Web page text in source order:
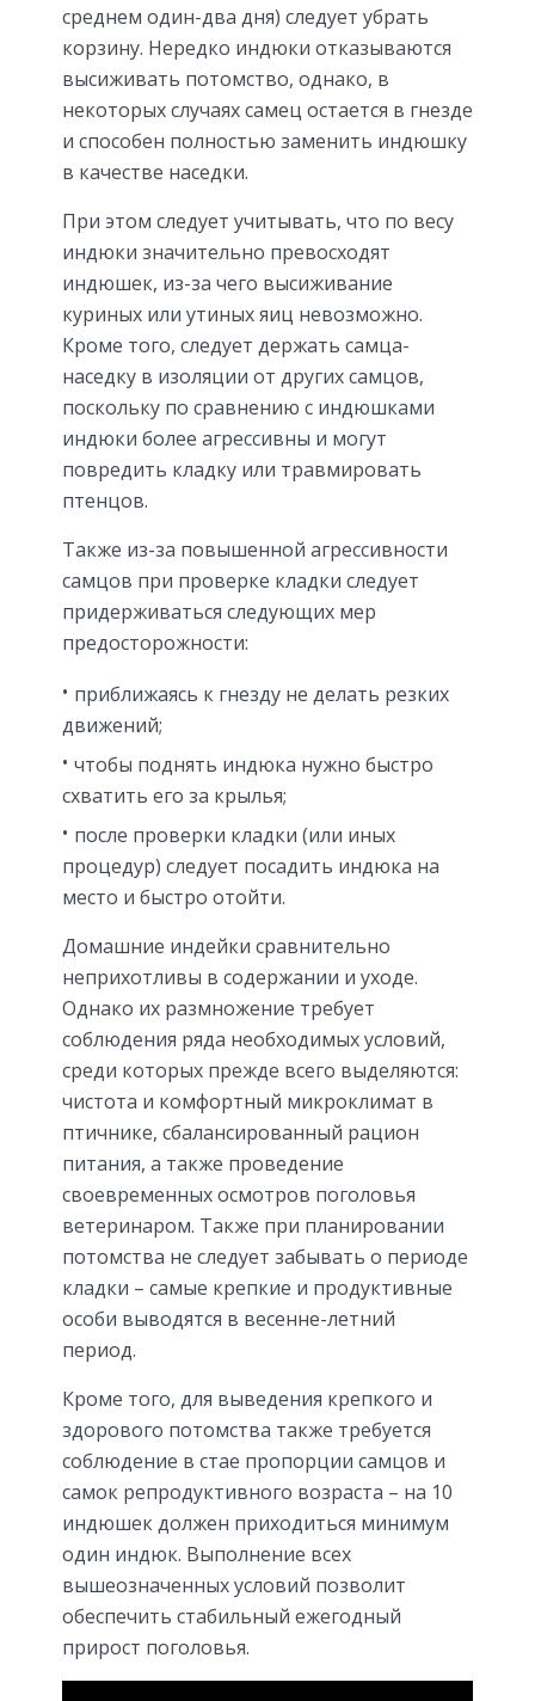
среднем один-два дня) следует убрать
корзину. Нередко индюки отказываются
высиживать потомство, однако, в
некоторых случаях самец остается в гнезде
и способен полностью заменить индюшку
в качестве наседки.
При этом следует учитывать, что по весу
индюки значительно превосходят
индюшек, из-за чего высиживание
куриных или утиных яиц невозможно.
Кроме того, следует держать самца-
наседку в изоляции от других самцов,
поскольку по сравнению с индюшками
индюки более агрессивны и могут
повредить кладку или травмировать
птенцов.
Также из-за повышенной агрессивности
самцов при проверке кладки следует
придерживаться следующих мер
предосторожности:
приближаясь к гнезду не делать резких
движений;
чтобы поднять индюка нужно быстро
схватить его за крылья;
после проверки кладки (или иных
процедур) следует посадить индюка на
место и быстро отойти.
Домашние индейки сравнительно
неприхотливы в содержании и уходе.
Однако их размножение требует
соблюдения ряда необходимых условий,
среди которых прежде всего выделяются:
чистота и комфортный микроклимат в
птичнике, сбалансированный рацион
питания, а также проведение
своевременных осмотров поголовья
ветеринаром. Также при планировании
потомства не следует забывать о периоде
кладки – самые крепкие и продуктивные
особи выводятся в весенне-летний
период.
Кроме того, для выведения крепкого и
здорового потомства также требуется
соблюдение в стае пропорции самцов и
самок репродуктивного возраста – на 10
индюшек должен приходиться минимум
один индюк. Выполнение всех
вышеозначенных условий позволит
обеспечить стабильный ежегодный
прирост поголовья.